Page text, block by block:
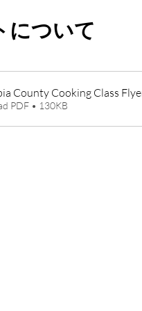
について
PDF • 130KB